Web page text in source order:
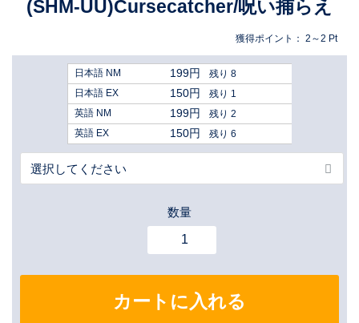
(SHM-UU)Cursecatcher/呪い捕らえ
獲得ポイント： 2～2 Pt
日本語 NM 199円
残り 8
日本語 EX
150円
残り 1
英語 NM
199円
残り 2
英語 EX
150円 残り 6
数量
カートに入れる